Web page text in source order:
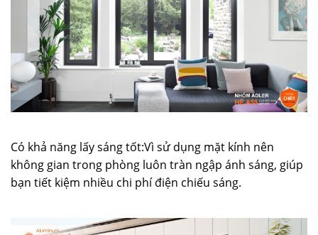
Có khả năng lấy sáng tốt:Vì sử dụng mặt kính nên
không gian trong phòng luôn tràn ngập ánh sáng, giúp
bạn tiết kiệm nhiều chi phí điện chiếu sáng.